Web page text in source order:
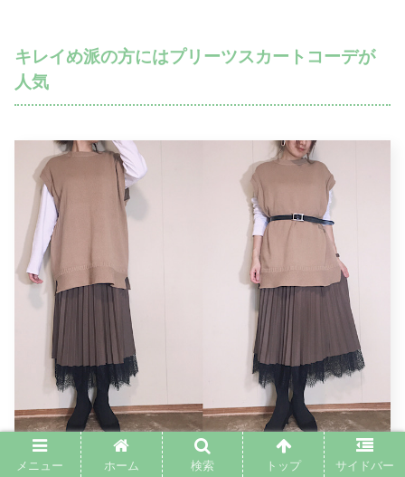
キレイめ派の方にはプリーツスカートコーデが
人気
メニュー ホーム 検索 トップ サイドバー